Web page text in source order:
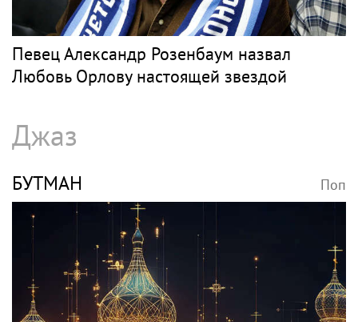
Певец Александр Розенбаум назвал
Любовь Орлову настоящей звездой
Джаз
БУТМАН Поп